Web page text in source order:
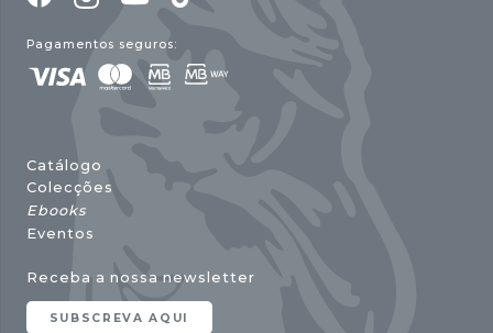
Pagamentos seguros:
Catálogo
Colecções
Ebooks
Eventos
Receba a nossa newsletter
SUBSCREVA AQUI